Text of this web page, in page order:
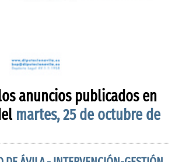
anuncios publicados en
martes, 25 de octubre de